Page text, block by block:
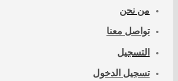
من نحن
تواصل معنا
التسجيل
تسجيل الدخول